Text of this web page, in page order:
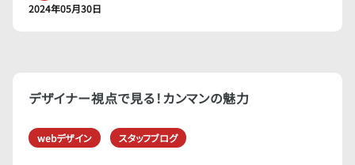
2024年05月30日
デザイナー視点で見る！カンマンの魅力
webデザイン スタッフブログ